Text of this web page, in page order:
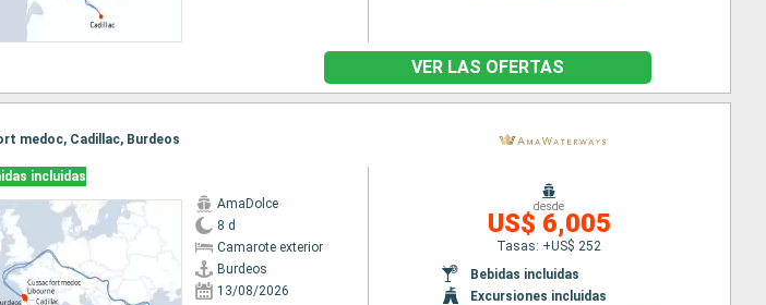
VER LAS OFERTAS
medoc, Cadillac, Burdeos
incluidas
AmaDolce
8 d
Camarote exterior
Burdeos
13/08/2026
desde
US$ 6,005
Tasas: +US$ 252
Bebidas incluidas
Excursiones incluidas